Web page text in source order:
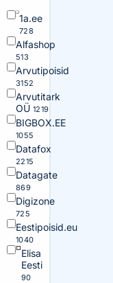
1a.ee
728
Alfashop
513
Arvutipoisid
3152
Arvutitark
OÜ 1219
BIGBOX.EE
1055
Datafox
2215
Datagate
869
Digizone
725
Eestipoisid.eu
1040
Elisa
Eesti
90